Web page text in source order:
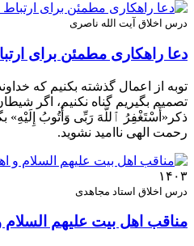
درس اخلاق آیت الله ناصری
دعا راهکاری مطمئن برای
توبه از اعمال گذشته بکنیم که
تصمیم بگیریم گناه نکنیم، اگر
ذکر«أَسْتَغْفِرُ ٱللَّهَ رَبِّی وَأَتُوبُ إِلَیْهِ»
رحمت الهی ناامید نشوید.
۱۴۰۳
درس اخلاق استاد مجاهدی
مناقب اهل بیت علیهم